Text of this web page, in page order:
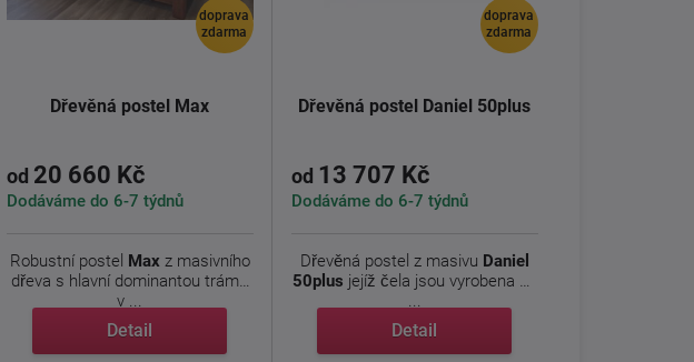
doprava
zdarma
Dřevěná postel Max
od 20 660 Kč
Dodáváme do 6-7 týdnů
Robustní postel Maxz masivního
dřeva s hlavní dominantou trámů
v ...
Detail
doprava
zdarma
Dřevěná postel Daniel 50plus
od 13 707 Kč
Dodáváme do 6-7 týdnů
Dřevěná postel z masivu Daniel
50plus jejíž čela jsou vyrobena ze
...
Detail